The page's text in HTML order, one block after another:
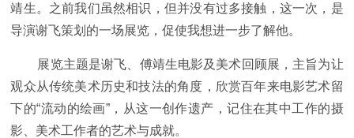
靖生。之前我们虽然相识，但并没有过多接触，这一次，是
导演谢飞策划的一场展览，促使我想进一步了解他。
展览主题是谢飞、傅靖生电影及美术回顾展，主旨为让
观众从传统美术历史和技法的角度，欣赏百年来电影艺术留
下的“流动的绘画”，从这一创作遗产，记住在其中工作的摄
影、美术工作者的艺术与成就。